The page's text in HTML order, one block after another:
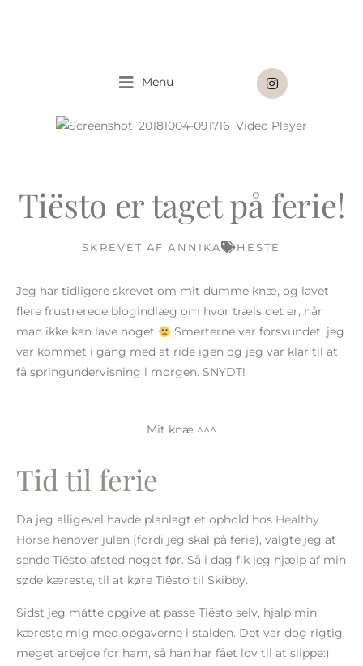
Menu
I
n
s
a
Tiësto er taget på ferie!
SKREVET AF ANNIKA HESTE
Jeg har tidligere skrevet om mit dumme knæ, og lavet
flere frustrerede blogindlæg om hvor træls det er, når
man ikke kan lave noget
Smerterne var forsvundet, jeg
var kommet i gang med at ride igen og jeg var klar til at
få springundervisning i morgen. SNYDT!
Mit knæ ^^^
Tid til ferie
Da jeg alligevel havde planlagt et ophold hos Healthy
Horse henover julen (fordi jeg skal på ferie), valgte jeg at
sende Tiësto afsted noget før. Så i dag fik jeg hjælp af min
søde kæreste, til at køre Tiësto til Skibby.
Sidst jeg måtte opgive at passe Tiësto selv, hjalp min
kæreste mig med opgaverne i stalden. Det var dog rigtig
meget arbejde for ham, så han har fået lov til at slippe:)